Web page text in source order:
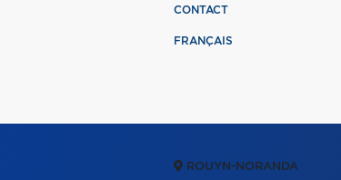
CONTACT
FRANÇAIS
ROUYN-NORANDA